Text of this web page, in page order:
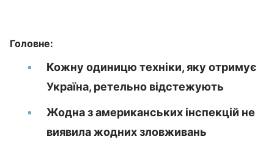
Головне:
Кожну одиницю техніки, яку отримує
Україна, ретельно відстежують
Жодна з американських інспекцій не
виявила жодних зловживань